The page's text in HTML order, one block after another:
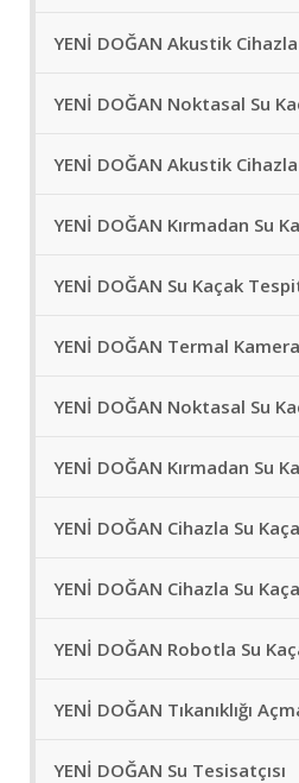
YENİ DOĞAN Akustik
YENİ DOĞAN Noktasal Su
YENİ DOĞAN Akustik
YENİ DOĞAN Kırmadan Su
YENİ DOĞAN Su Kaçak
YENİ DOĞAN Termal
YENİ DOĞAN Noktasal Su
YENİ DOĞAN Kırmadan Su
YENİ DOĞAN Cihazla Su
YENİ DOĞAN Cihazla Su
YENİ DOĞAN Robotla Su
YENİ DOĞAN Tıkanıklığı
YENİ DOĞAN Su Tesisatçısı